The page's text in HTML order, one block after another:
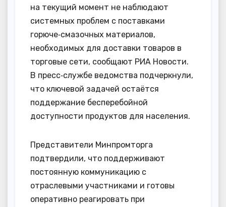
на текущий момент не наблюдают
системных проблем с поставками
горюче‑смазочных материалов,
необходимых для доставки товаров в
торговые сети, сообщают РИА Новости.
В пресс‑службе ведомства подчеркнули,
что ключевой задачей остаётся
поддержание бесперебойной
доступности продуктов для населения.
Представители Минпромторга
подтвердили, что поддерживают
постоянную коммуникацию с
отраслевыми участниками и готовы
оперативно реагировать при